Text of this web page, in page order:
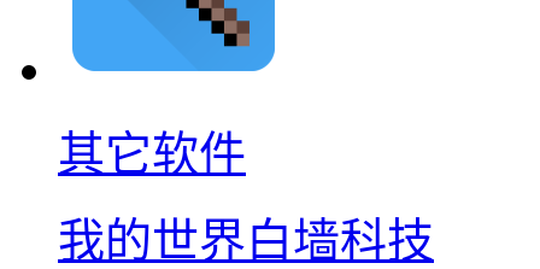
其它软件
我的世界白墙科技